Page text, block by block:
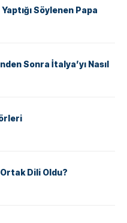
Söylenen Papa
Sonra İtalya’yı Nasıl
Dili Oldu?